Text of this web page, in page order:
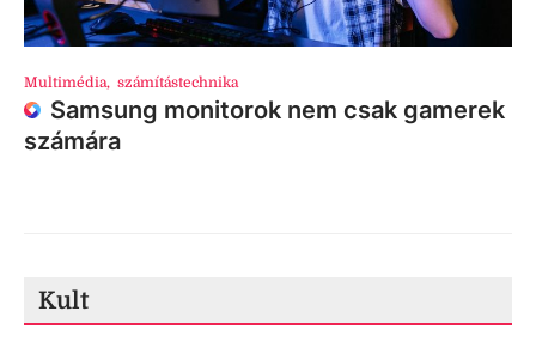
Multimédia, számítástechnika
Samsung monitorok nem csak gamerek
számára
Kult